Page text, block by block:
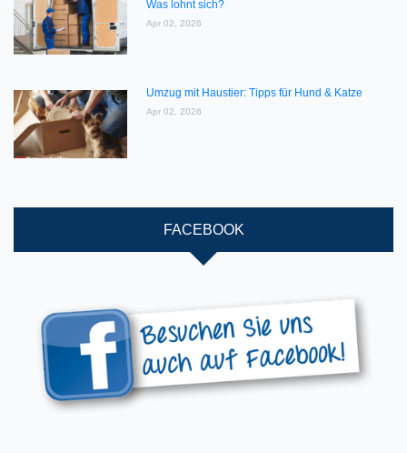
Was lohnt sich?
Apr 02, 2026
Umzug mit Haustier: Tipps für Hund & Katze
Apr 02, 2026
FACEBOOK